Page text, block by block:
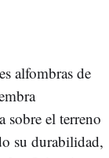
alfombras de
sobre el terreno
su durabilidad,